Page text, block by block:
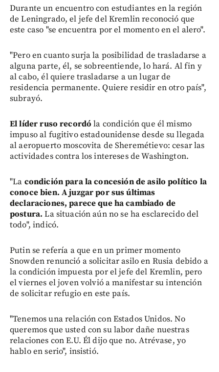
Durante un encuentro con estudiantes en la región
de Leningrado, el jefe del Kremlin reconoció que
este caso "se encuentra por el momento en el alero".
"Pero en cuanto surja la posibilidad de trasladarse a
alguna parte, él, se sobreentiende, lo hará. Al fin y
al cabo, él quiere trasladarse a un lugar de
residencia permanente. Quiere residir en otro país",
subrayó.
El líder ruso recordó la condición que él mismo
impuso al fugitivo estadounidense desde su llegada
al aeropuerto moscovita de Sheremétievo: cesar las
actividades contra los intereses de Washington.
"La condición para la concesión de asilo político la
conoce bien. A juzgar por sus últimas
declaraciones, parece que ha cambiado de
postura. La situación aún no se ha esclarecido del
todo", indicó.
Putin se refería a que en un primer momento
Snowden renunció a solicitar asilo en Rusia debido a
la condición impuesta por el jefe del Kremlin, pero
el viernes el joven volvió a manifestar su intención
de solicitar refugio en este país.
"Tenemos una relación con Estados Unidos. No
queremos que usted con su labor dañe nuestras
relaciones con E.U. Él dijo que no. Atrévase, yo
hablo en serio", insistió.